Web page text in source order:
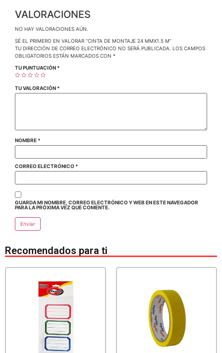
VALORACIONES
NO HAY VALORACIONES AÚN.
SÉ EL PRIMERO EN VALORAR “CINTA DE MONTAJE 24 MMX1.5 M”
TU DIRECCIÓN DE CORREO ELECTRÓNICO NO SERÁ PUBLICADA.
LOS CAMPOS
OBLIGATORIOS ESTÁN MARCADOS CON *
TU PUNTUACIÓN *
TU VALORACIÓN *
NOMBRE *
CORREO ELECTRÓNICO *
GUARDA MI NOMBRE, CORREO ELECTRÓNICO Y WEB EN ESTE NAVEGADOR
PARA LA PRÓXIMA VEZ QUE COMENTE.
Recomendados para ti